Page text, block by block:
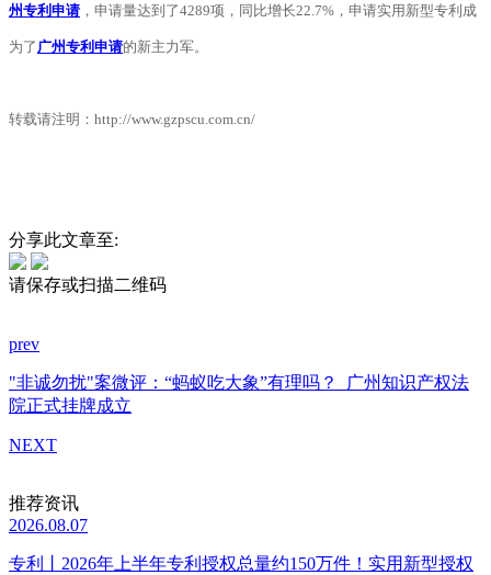
州专利申请 ，申请量达到了4289项，同比增长22.7%，申请实用新型专利成
为了 广州专利申请的新主力军。
转载请注明：http://www.gzpscu.com.cn/
分享此文章至:
请保存或扫描二维码
prev
"非诚勿扰"案微评：“蚂蚁吃大象”有理吗？
广州知识产权法
院正式挂牌成立
NEXT
推荐资讯
2026.08.07
专利丨2026年上半年专利授权总量约150万件！实用新型授权